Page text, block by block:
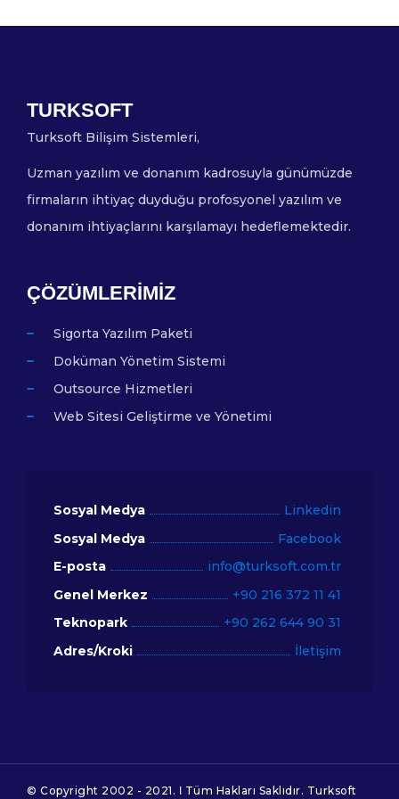
TURKSOFT
Turksoft Bilişim Sistemleri,
Uzman yazılım ve donanım kadrosuyla günümüzde
firmaların ihtiyaç duyduğu profosyonel yazılım ve
donanım ihtiyaçlarını karşılamayı hedeflemektedir.
ÇÖZÜMLERIMIZ
Sigorta Yazılım Paketi
Doküman Yönetim Sistemi
Outsource Hizmetleri
Web Sitesi Geliştirme ve Yönetimi
Sosyal Medya
Linkedin
Sosyal Medya
Facebook
E-posta
info@turksoft.com.tr
Genel Merkez
+90 216 372 11 41
Teknopark
+90 262 644 90 31
Adres/Kroki
İletişim
© Copyright 2002 - 2021. Ι Tüm Hakları Saklıdır. Turksoft